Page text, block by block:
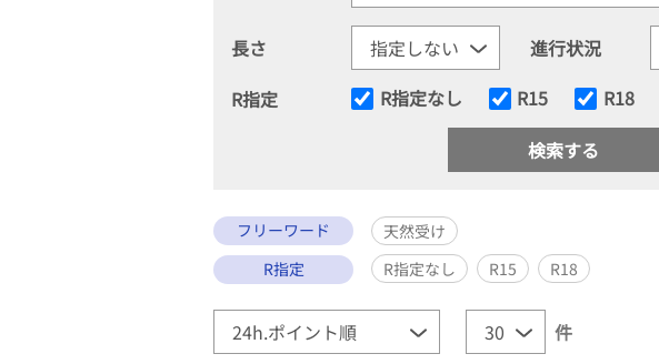
長さ
進行状況
R指定
R指定なし R15 R18
フリーワード
天然受け
R指定
R指定なし R15 R18
件